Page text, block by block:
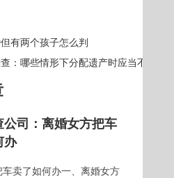
有两个孩子怎么判
：哪些情形下分配遗产时应当不分或
公司：离婚女方把车
办
车卖了如何办一、离婚女方